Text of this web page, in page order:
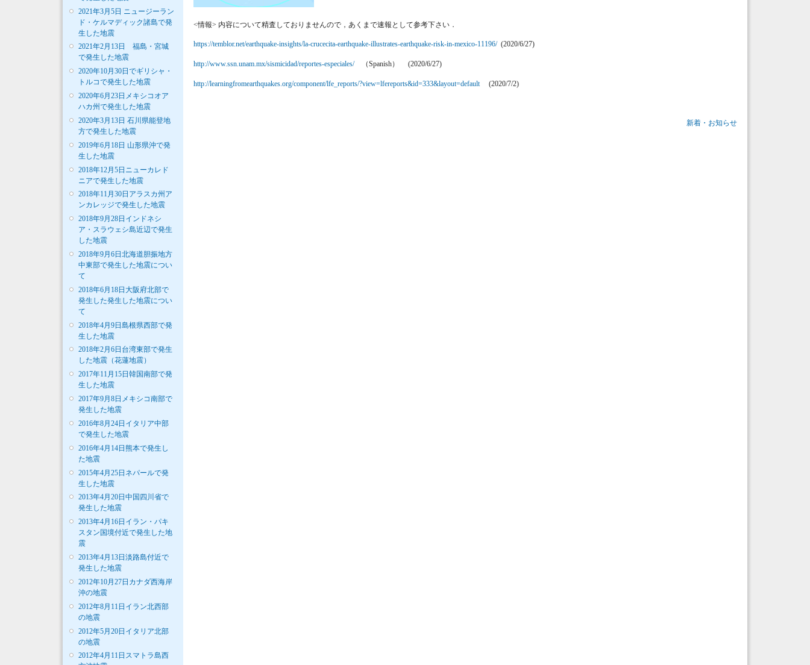
2021年3月5日 ニュージーラン
ド・ケルマディック諸島で発
生した地震
2021年2月13日 福島・宮城
で発生した地震
2020年10月30日でギリシャ・
トルコで発生した地震
2020年6月23日メキシコオア
ハカ州で発生した地震
2020年3月13日 石川県能登地
方で発生した地震
2019年6月18日 山形県沖で発
生した地震
2018年12月5日ニューカレド
ニアで発生した地震
2018年11月30日アラスカ州ア
ンカレッジで発生した地震
2018年9月28日インドネシ
ア・スラウェシ島近辺で発生
した地震
2018年9月6日北海道胆振地方
中東部で発生した地震につい
て
2018年6月18日大阪府北部で
発生した発生した地震につい
て
2018年4月9日島根県西部で発
生した地震
2018年2月6日台湾東部で発生
した地震（花蓮地震）
2017年11月15日韓国南部で発
生した地震
2017年9月8日メキシコ南部で
発生した地震
2016年8月24日イタリア中部
で発生した地震
2016年4月14日熊本で発生し
た地震
2015年4月25日ネパールで発
生した地震
2013年4月20日中国四川省で
発生した地震
2013年4月16日イラン・パキ
スタン国境付近で発生した地
震
2013年4月13日淡路島付近で
発生した地震
2012年10月27日カナダ西海岸
沖の地震
2012年8月11日イラン北西部
の地震
2012年5月20日イタリア北部
の地震
2012年4月11日スマトラ島西
<情報> 内容について精査しておりませんので，あくまで速報として参考下さい．
https://temblor.net/earthquake-insights/la-crucecita-earthquake-illustrates-earthquake-risk-in-mexico-11196/(2020/6/27)
http://www.ssn.unam.mx/sismicidad/reportes-especiales/（Spanish） (2020/6/27)
http://learningfromearthquakes.org/component/lfe_reports/?view=lfereports&id=333&layout=default (2020/7/2)
新着・お知らせ